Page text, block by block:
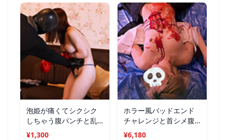
泡姫が痛くてシクシク
しちゃう腹パンチと乱
暴セックス
¥1,300
ホラー風バッドエンド
チャレンジと首シメ腹
パンチ
¥6,180